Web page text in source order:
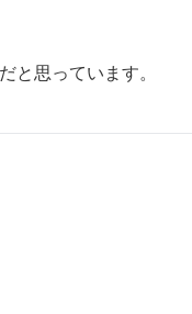
と思っています。